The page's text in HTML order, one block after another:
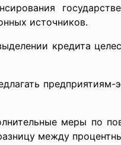
источников.
кредита
меры по
между